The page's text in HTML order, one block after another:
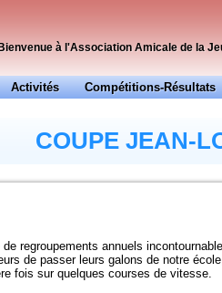
à l'Association Amicale de la
Activités
Compétitions-Résultats
Presse
COUPE JEAN-
regroupements annuels
de passer leurs galons de notre
fois sur quelques courses de vitesse.